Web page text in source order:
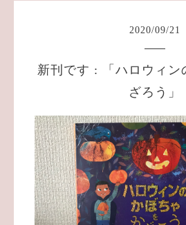
2020/09/21
新刊です : 「ハロウィン
ざろう」